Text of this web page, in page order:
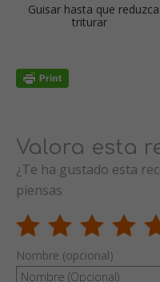
Guisar hasta que
triturar
Valora esta
¿Te ha gustado esta
piensas
Nombre (opcional)